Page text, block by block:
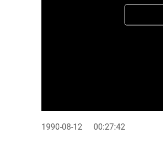
1990-08-12 00:27:42